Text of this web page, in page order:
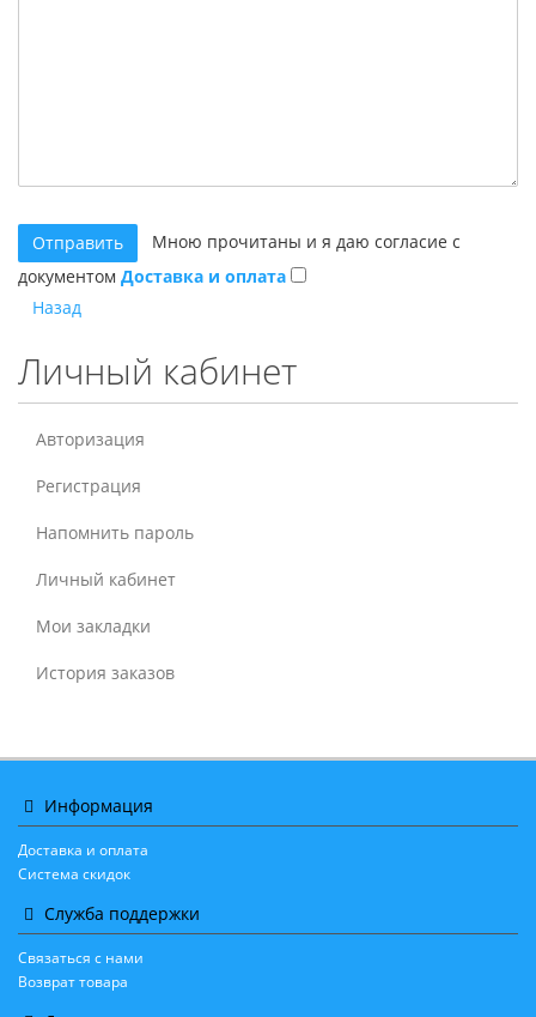
Мною прочитаны и я даю согласие с
документом Доставка и оплата
Назад
Личный кабинет
Авторизация
Регистрация
Напомнить пароль
Личный кабинет
Мои закладки
История заказов
Информация
Доставка и оплата
Система скидок
Служба поддержки
Связаться с нами
Возврат товара